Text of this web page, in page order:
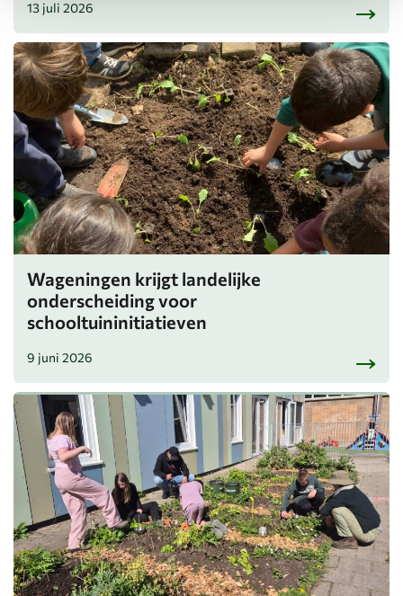
13 juli 2026
Wageningen krijgt landelijke
onderscheiding voor
schooltuininitiatieven
9 juni 2026